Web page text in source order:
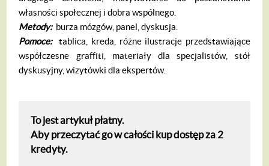
własności społecznej i dobra wspólnego.
Metody:burza mózgów, panel, dyskusja.
Pomoce:tablica, kreda, różne ilustracje przedstawiające
współczesne graffiti, materiały dla specjalistów, stół
dyskusyjny, wizytówki dla ekspertów.
To jest artykuł płatny.
Aby przeczytać go w całości kup dostęp za 2
kredyty.